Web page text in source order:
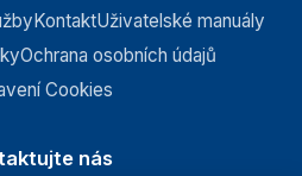
KontaktUživatelské manuály
Ochrana osobních údajů
Cookies
nás